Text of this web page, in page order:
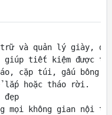
và quản lý giày,
giúp tiết kiệm được
cặp túi, gấu bông
lắp hoặc tháo rời.
mọi không gian nội